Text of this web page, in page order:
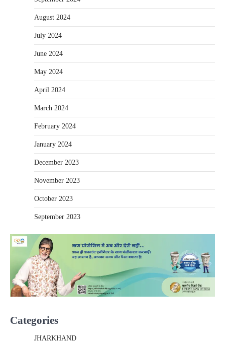
August 2024
July 2024
June 2024
May 2024
April 2024
March 2024
February 2024
January 2024
December 2023
November 2023
October 2023
September 2023
Categories
JHARKHAND